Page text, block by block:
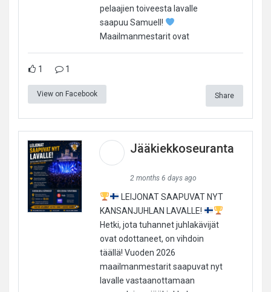
pelaajien toiveesta lavalle
saapuu Samuell!
Maailmanmestarit ovat
1 1
View on Facebook Share
Jääkiekkoseuranta
2 months 6 days ago
LEIJONAT SAAPUVAT NYT
KANSANJUHLAN LAVALLE!
Hetki, jota tuhannet juhlakävijät
ovat odottaneet, on vihdoin
täällä! Vuoden 2026
maailmanmestarit saapuvat nyt
lavalle vastaanottamaan